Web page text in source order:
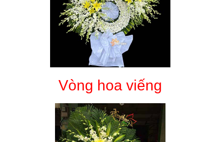
Vòng hoa viếng